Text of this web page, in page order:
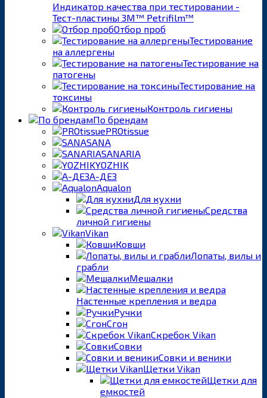
Индикатор качества при тестировании -
Тест-пластины 3M™ Petrifilm™
Отбор проб
Тестирование
на аллергены
Тестирование на
патогены
Тестирование на
токсины
Контроль гигиены
По брендам
PROtissue
SANA
SANARIA
YOZHIK
А-ДЕЗ
Aqualon
Для кухни
Средства
личной гигиены
Vikan
Ковши
Лопаты, вилы и
грабли
Мешалки
Настенные крепления и ведра
Ручки
Сгон
Скребок Vikan
Совки
Совки и веники
Щетки Vikan
Щетки для
емкостей